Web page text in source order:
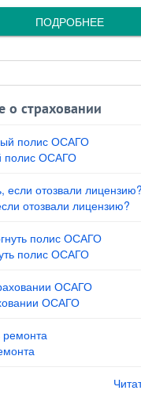
ПОДРОБНЕЕ
о страховании
полис ОСАГО
отозвали лицензию?
полис ОСАГО
ОСАГО